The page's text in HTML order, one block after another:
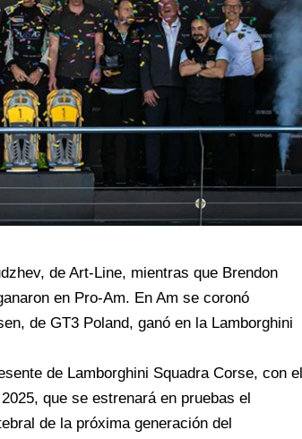
de Art-Line, mientras que Brendon
en Pro-Am. En Am se coronó
de GT3 Poland, ganó en la Lamborghini
de Lamborghini Squadra Corse, con el
que se estrenará en pruebas el
de la próxima generación del